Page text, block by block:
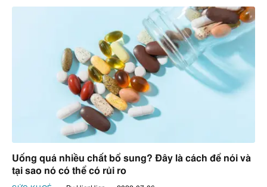
Uống quá nhiều chất bổ sung? Đây là cách để nói và
tại sao nó có thể có rủi ro